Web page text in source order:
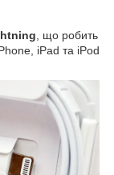
, що робить
iPad та iPod